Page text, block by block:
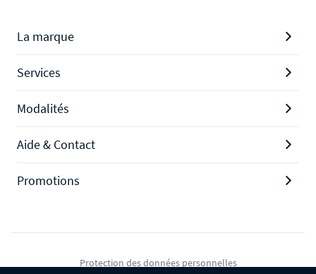
La marque
Services
Modalités
Aide & Contact
Promotions
Protection des données personnelles